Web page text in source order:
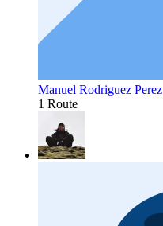
Manuel Rodriguez Perez
1 Route